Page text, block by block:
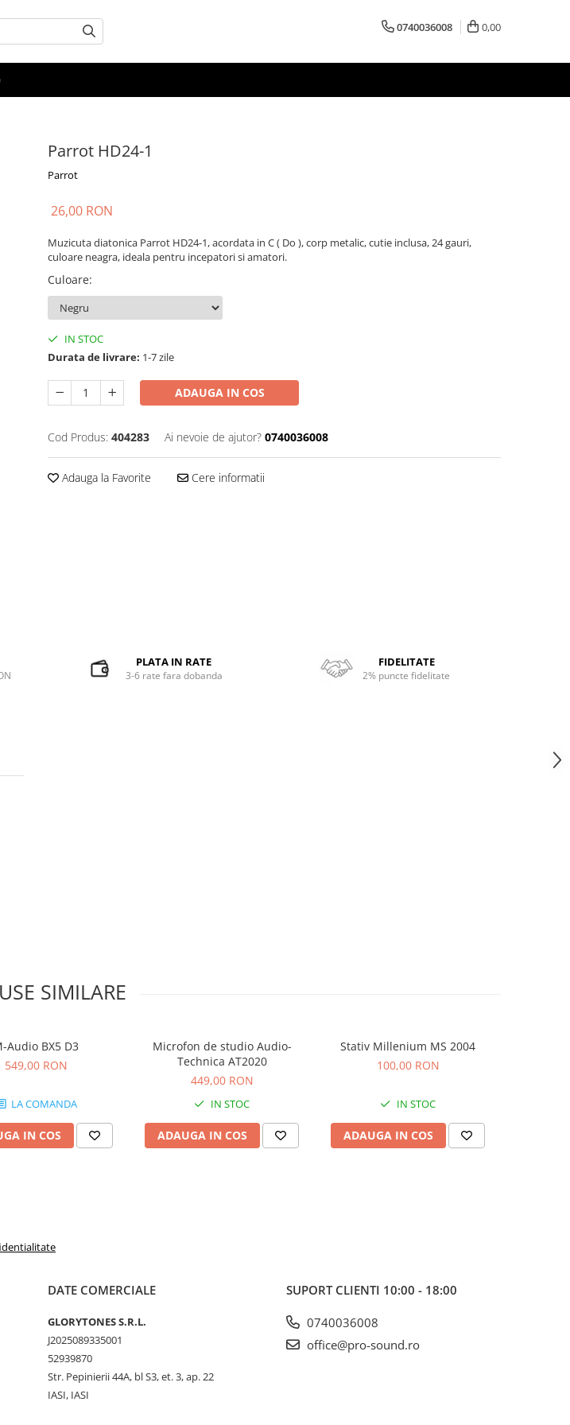
0740036008 0,00
Parrot HD24-1
Parrot
26,00 RON
Muzicuta diatonica Parrot HD24-1, acordata in C ( Do ), corp metalic, cutie inclusa, 24 gauri,
culoare neagra, ideala pentru incepatori si amatori.
Culoare:
IN STOC
Durata de livrare: 1-7 zile
ADAUGA IN COS
Cod Produs: 404283 Ai nevoie de ajutor? 0740036008
Adauga la Favorite Cere informatii
PLATA IN RATE
3-6 rate fara dobanda
FIDELITATE
2% puncte fidelitate
SIMILARE
Audio BX5 D3
549,00 RON
LA COMANDA
IN COS
Microfon de studio Audio-
Technica AT2020
449,00 RON
IN STOC
ADAUGA IN COS
Stativ Millenium MS 2004
100,00 RON
IN STOC
ADAUGA IN COS
DATE COMERCIALE
GLORYTONES S.R.L.
J2025089335001
52939870
Str. Pepinierii 44A, bl S3, et. 3, ap. 22
IASI, IASI
SUPORT CLIENTI 10:00 - 18:00
0740036008
office@pro-sound.ro